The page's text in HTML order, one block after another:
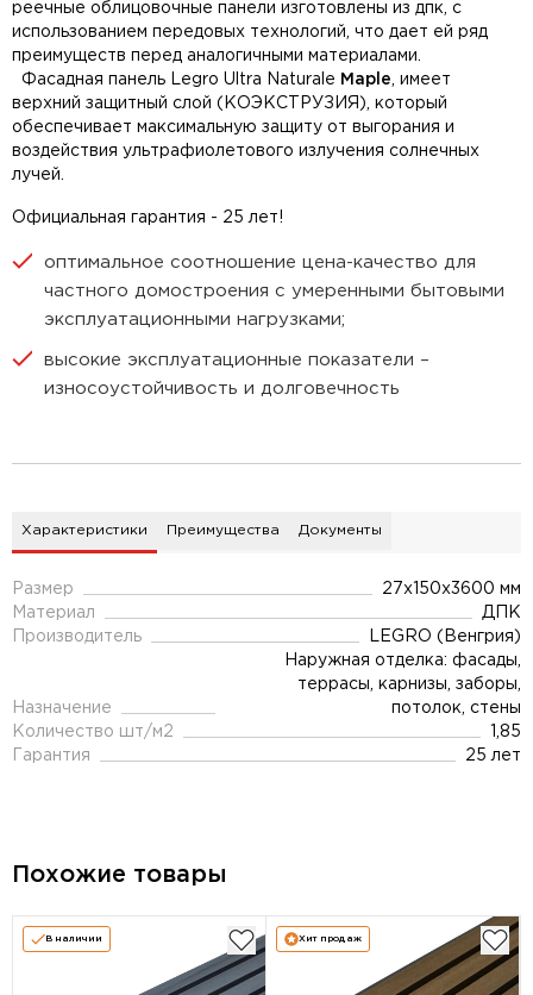
реечные облицовочные панели изготовлены из дпк, с
использованием передовых технологий, что дает ей ряд
преимуществ перед аналогичными материалами.
Фасадная панель Legro Ultra Naturale Maple , имеет
верхний защитный слой (КОЭКСТРУЗИЯ), который
обеспечивает максимальную защиту от выгорания и
воздействия ультрафиолетового излучения солнечных
лучей.
Официальная гарантия - 25 лет!
оптимальное соотношение цена-качество для
частного домостроения с умеренными бытовыми
эксплуатационными нагрузками;
высокие эксплуатационные показатели –
износоустойчивость и долговечность
Характеристики Преимущества Документы
Размер
27x150x3600 мм
Материал
ДПК
Производитель
LEGRO (Венгрия)
Назначение
Наружная отделка: фасады,
террасы, карнизы, заборы,
потолок, стены
Количество шт/м2
1,85
Гарантия
25 лет
Похожие товары
В наличии Хит продаж